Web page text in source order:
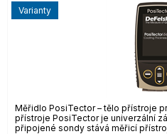
Měřidlo PosiTector – tělo přístroje
přístroje PosiTector je univerzální
připojené sondy stává měřicí
varianty